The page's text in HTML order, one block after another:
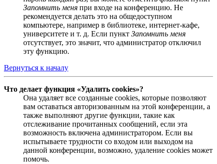
Запомнить меня при входе на конференцию. Не
рекомендуется делать это на общедоступном
компьютере, например в библиотеке, интернет-кафе,
университете и т. д. Если пункт Запомнить меня
отсутствует, это значит, что администратор отключил
эту функцию.
Вернуться к началу
Что делает функция «Удалить cookies»?
Она удаляет все созданные cookies, которые позволяют
вам оставаться авторизованным на этой конференции, а
также выполняют другие функции, такие как
отслеживание прочитанных сообщений, если эта
возможность включена администратором. Если вы
испытываете трудности со входом или выходом на
данной конференции, возможно, удаление cookies может
помочь.